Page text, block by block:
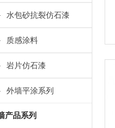
水包砂抗裂仿石漆
质感涂料
岩片仿石漆
外墙平涂系列
产品系列